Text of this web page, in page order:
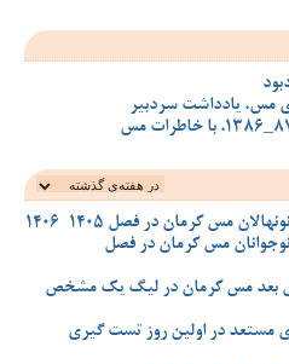
مس، یادداشت سردبیر
مس کرمان در فصل 1405-1406
مس کرمان در فصل
بعد مس کرمان در لیگ یک مشخص
مستعد در اولین روز تست گیری